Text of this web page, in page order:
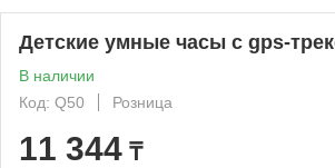
Детские умные часы с gps-
В наличии
Код: Q50
Розница
11 344 ₸